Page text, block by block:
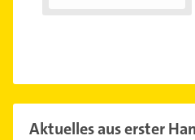
Aktuelles aus erster